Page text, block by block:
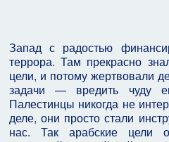
Запад с радостью
террора. Там прекрасно
цели, и потому жертвовали
задачи — вредить чуду
Палестинцы никогда не
деле, они просто стали
нас. Так арабские цели